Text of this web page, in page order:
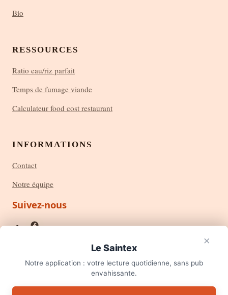
Bio
RESSOURCES
Ratio eau/riz parfait
Temps de fumage viande
Calculateur food cost restaurant
INFORMATIONS
Contact
Notre équipe
Suivez-nous
© 2026 Le Saintex — rendez-vous mensuel des saveurs et des saisons
×
Une question cuisine ? 🍳
×
Le Saintex
Notre application : votre lecture quotidienne, sans pub
envahissante.